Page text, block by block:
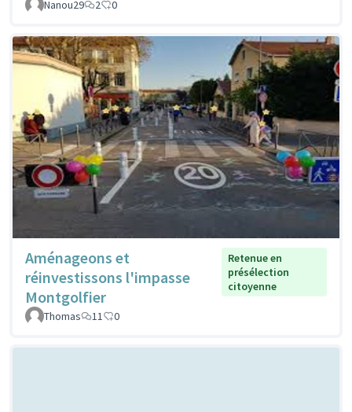
Nanou29 2 0
Aménageons et
réinvestissons l'impasse
Montgolfier
Retenue en
présélection
citoyenne
Thomas 11 0